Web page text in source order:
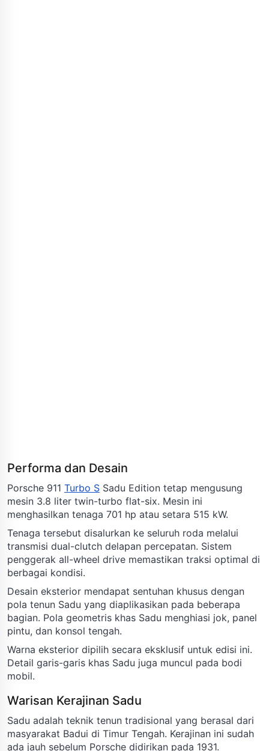
Performa dan Desain
Porsche 911 Turbo S Sadu Edition tetap mengusung
mesin 3.8 liter twin-turbo flat-six. Mesin ini
menghasilkan tenaga 701 hp atau setara 515 kW.
Tenaga tersebut disalurkan ke seluruh roda melalui
transmisi dual-clutch delapan percepatan. Sistem
penggerak all-wheel drive memastikan traksi optimal di
berbagai kondisi.
Desain eksterior mendapat sentuhan khusus dengan
pola tenun Sadu yang diaplikasikan pada beberapa
bagian. Pola geometris khas Sadu menghiasi jok, panel
pintu, dan konsol tengah.
Warna eksterior dipilih secara eksklusif untuk edisi ini.
Detail garis-garis khas Sadu juga muncul pada bodi
mobil.
Warisan Kerajinan Sadu
Sadu adalah teknik tenun tradisional yang berasal dari
masyarakat Badui di Timur Tengah. Kerajinan ini sudah
ada jauh sebelum Porsche didirikan pada 1931.